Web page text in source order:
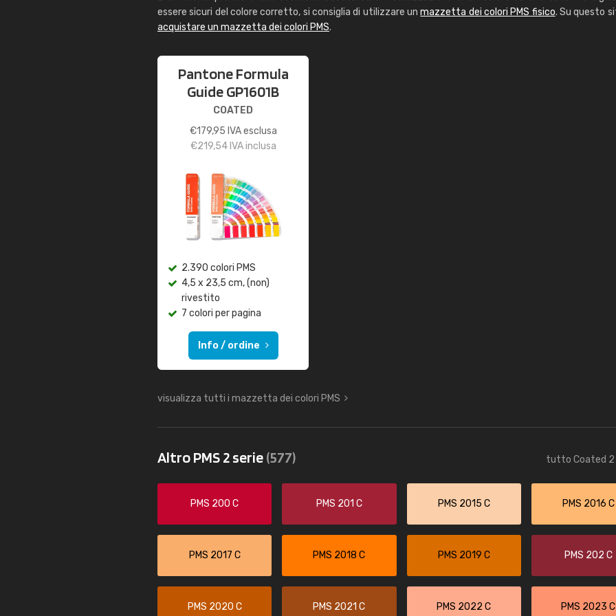
essere sicuri del colore corretto, si consiglia di utilizzare unmazzetta dei colori PMS fisico. Su questo
acquistare un mazzetta dei colori PMS.
Pantone Formula
Guide GP1601B
COATED
€179,95 IVA esclusa
€219,54IVA inclusa
2.390 colori PMS
4,5 x 23,5 cm, (non)
rivestito
7 colori per pagina
Info / ordine
visualizza tutti i mazzetta dei colori PMS
Altro PMS 2 serie(577) tutto Coated 2
PMS 200 C PMS 201 C PMS 2015 C PMS 2016 C
PMS 2017 C PMS 2018 C PMS 2019 C PMS 202 C
PMS 2020 C PMS 2021 C PMS 2022 C PMS 2023 C